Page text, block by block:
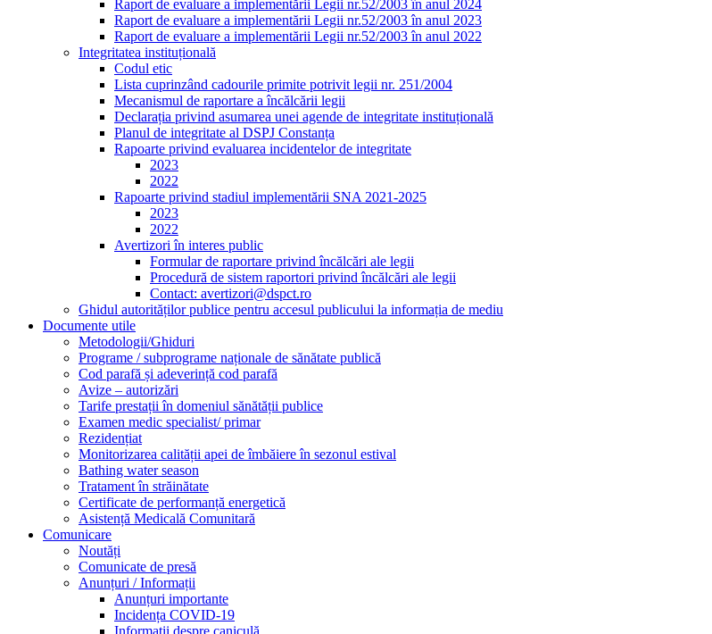
Raport de evaluare a implementării Legii nr.52/2003 în anul 2024
Raport de evaluare a implementării Legii nr.52/2003 în anul 2023
Raport de evaluare a implementării Legii nr.52/2003 în anul 2022
Integritatea instituțională
Codul etic
Lista cuprinzând cadourile primite potrivit legii nr. 251/2004
Mecanismul de raportare a încălcării legii
Declarația privind asumarea unei agende de integritate instituțională
Planul de integritate al DSPJ Constanța
Rapoarte privind evaluarea incidentelor de integritate
2023
2022
Rapoarte privind stadiul implementării SNA 2021-2025
2023
2022
Avertizori în interes public
Formular de raportare privind încălcări ale legii
Procedură de sistem raportori privind încălcări ale legii
Contact: avertizori@dspct.ro
Ghidul autorităților publice pentru accesul publicului la informația de mediu
Documente utile
Metodologii/Ghiduri
Programe / subprograme naționale de sănătate publică
Cod parafă și adeverință cod parafă
Avize – autorizări
Tarife prestații în domeniul sănătății publice
Examen medic specialist/ primar
Rezidențiat
Monitorizarea calității apei de îmbăiere în sezonul estival
Bathing water season
Tratament în străinătate
Certificate de performanță energetică
Asistență Medicală Comunitară
Comunicare
Noutăți
Comunicate de presă
Anunțuri / Informații
Anunțuri importante
Incidența COVID-19
Informații despre caniculă